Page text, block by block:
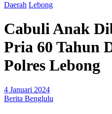
Daerah Lebong
Cabuli Anak
Pria 60 Tahun
Polres Lebong
4 Januari 2024
Berita Benglulu